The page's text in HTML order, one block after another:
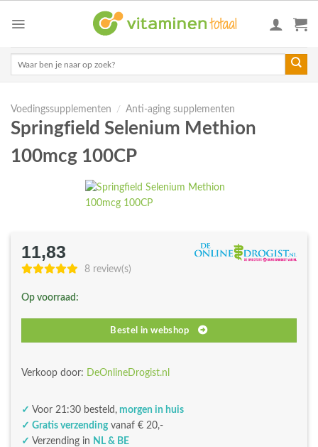
Voedingssupplementen / Anti-aging supplementen
Springfield Selenium Methion
100mcg 100CP
11,83
8 review(s)
Op voorraad:
Bestel in webshop
Verkoop door: DeOnlineDrogist.nl
✓ Voor 21:30 besteld, morgen in huis
✓ Gratis verzendingvanaf € 20,-
✓ Verzending in NL & BE